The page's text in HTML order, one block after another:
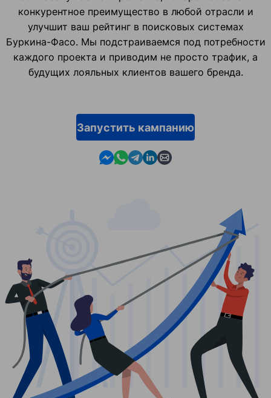
конкурентное преимущество в любой отрасли и
улучшит ваш рейтинг в поисковых системах
Буркина-Фасо. Мы подстраиваемся под потребности
каждого проекта и приводим не просто трафик, а
будущих лояльных клиентов вашего бренда.
Запустить кампанию
Contact us in Messenger
Contact us in WhatsApp
Contact us in Telegram
Contact us in Linkedin
Contact us by email